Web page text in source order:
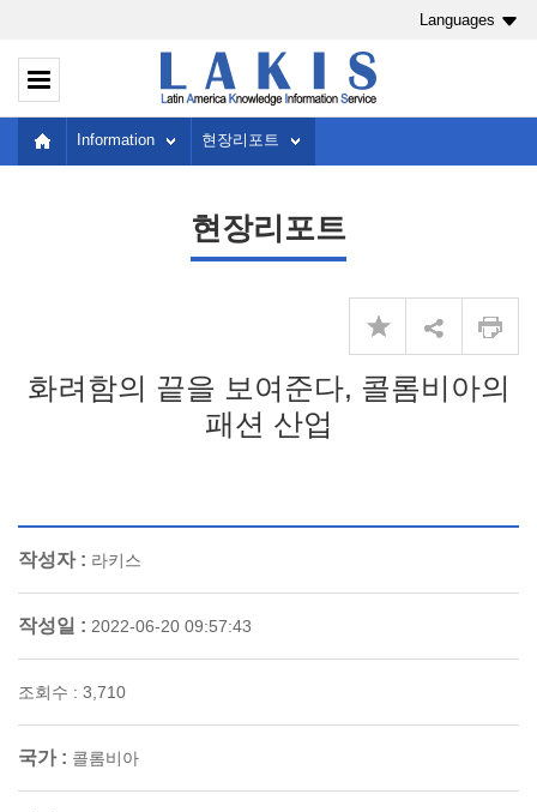
Languages
Information 현장리포트
현장리포트
화려함의 끝을 보여준다, 콜롬비아의
패션 산업
작성자 : 라키스
작성일 : 2022-06-20 09:57:43
조회수 : 3,710
국가 : 콜롬비아